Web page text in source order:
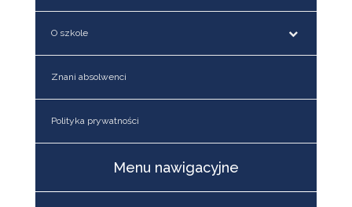
O szkole
Znani absolwenci
Polityka prywatności
Menu nawigacyjne